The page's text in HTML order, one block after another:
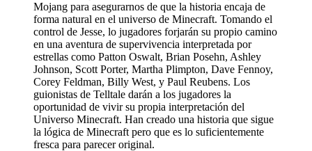
Mojang para asegurarnos de que la historia encaja de
forma natural en el universo de Minecraft. Tomando el
control de Jesse, lo jugadores forjarán su propio camino
en una aventura de supervivencia interpretada por
estrellas como Patton Oswalt, Brian Posehn, Ashley
Johnson, Scott Porter, Martha Plimpton, Dave Fennoy,
Corey Feldman, Billy West, y Paul Reubens. Los
guionistas de Telltale darán a los jugadores la
oportunidad de vivir su propia interpretación del
Universo Minecraft. Han creado una historia que sigue
la lógica de Minecraft pero que es lo suficientemente
fresca para parecer original.